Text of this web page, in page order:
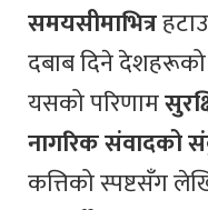
समयसीमाभित्र
दबाब दिने
यसको परिणाम
नागरिक संवादको
कत्तिको स्पष्टसँग